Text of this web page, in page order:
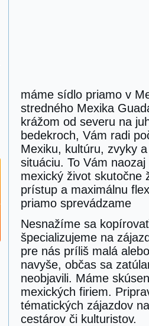
máme sídlo priamo v
stredného Mexika
krážom od severu na
bedekroch, Vám radi
Mexiku, kultúru, zvyky
situáciu. To Vám
mexický život skutočne
prístup a maximálnu
priamo sprevádzame
Nesnažíme sa
špecializujeme na
pre nás príliš malá
navyše, občas sa
neobjavili. Máme
mexických firiem.
tématických zájazdov
cestárov či kulturistov.